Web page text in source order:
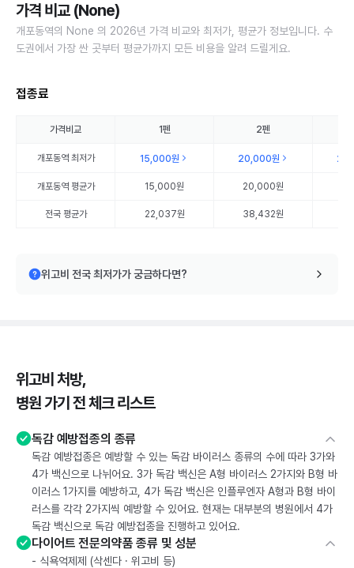
가격 비교 (None)
개포동역의 None 의 2026년 가격 비교와 최저가, 평균가 정보입니다. 수
도권에서 가장 싼 곳부터 평균가까지 모든 비용을 알려 드릴게요.
접종료
가격비교 1펜 2펜
개포동역최저가 15,000원 20,000원
개포동역평균가 15,000원 20,000원
전국 평균가 22,037원 38,432원
위고비 전국 최저가가 궁금하다면?
위고비 처방,
병원 가기 전 체크 리스트
독감 예방접종의 종류
독감 예방접종은 예방할 수 있는 독감 바이러스 종류의 수에 따라 3가와
4가 백신으로 나뉘어요. 3가 독감 백신은 A형 바이러스 2가지와 B형 바
이러스 1가지를 예방하고, 4가 독감 백신은 인플루엔자 A형과 B형 바이
러스를 각각 2가지씩 예방할 수 있어요. 현재는 대부분의 병원에서 4가
독감 백신으로 독감 예방접종을 진행하고 있어요.
다이어트 전문의약품 종류 및 성분
- 식욕억제제 (삭센다 · 위고비 등)